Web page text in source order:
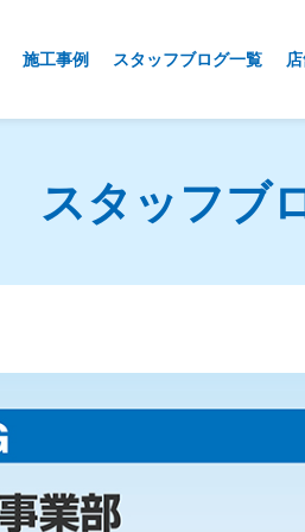
施工事例 スタッフブログ一覧
スタッフブ